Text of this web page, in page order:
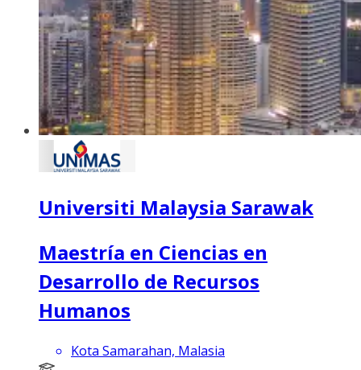
Universiti Malaysia Sarawak
Maestría en Ciencias en
Desarrollo de Recursos
Humanos
Kota Samarahan, Malasia